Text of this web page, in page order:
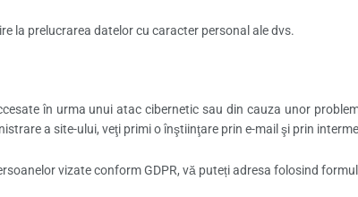
la prelucrarea datelor cu caracter personal ale dvs.
în urma unui atac cibernetic sau din cauza unor
a site-ului, veţi primi o înştiinţare prin e-mail şi prin
vizate conform GDPR, vă puteți adresa folosind